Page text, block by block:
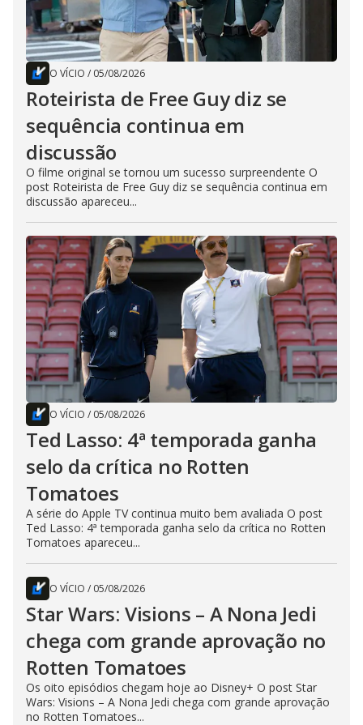
O VÍCIO / 05/08/2026
Roteirista de Free Guy diz se
sequência continua em
discussão
O filme original se tornou um sucesso surpreendente O
post Roteirista de Free Guy diz se sequência continua em
discussão apareceu...
O VÍCIO / 05/08/2026
Ted Lasso: 4ª temporada ganha
selo da crítica no Rotten
Tomatoes
A série do Apple TV continua muito bem avaliada O post
Ted Lasso: 4ª temporada ganha selo da crítica no Rotten
Tomatoes apareceu...
O VÍCIO / 05/08/2026
Star Wars: Visions – A Nona Jedi
chega com grande aprovação no
Rotten Tomatoes
Os oito episódios chegam hoje ao Disney+ O post Star
Wars: Visions – A Nona Jedi chega com grande aprovação
no Rotten Tomatoes...